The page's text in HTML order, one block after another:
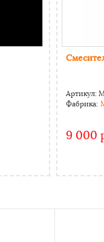
Артикул:
Фабрика:
9 000